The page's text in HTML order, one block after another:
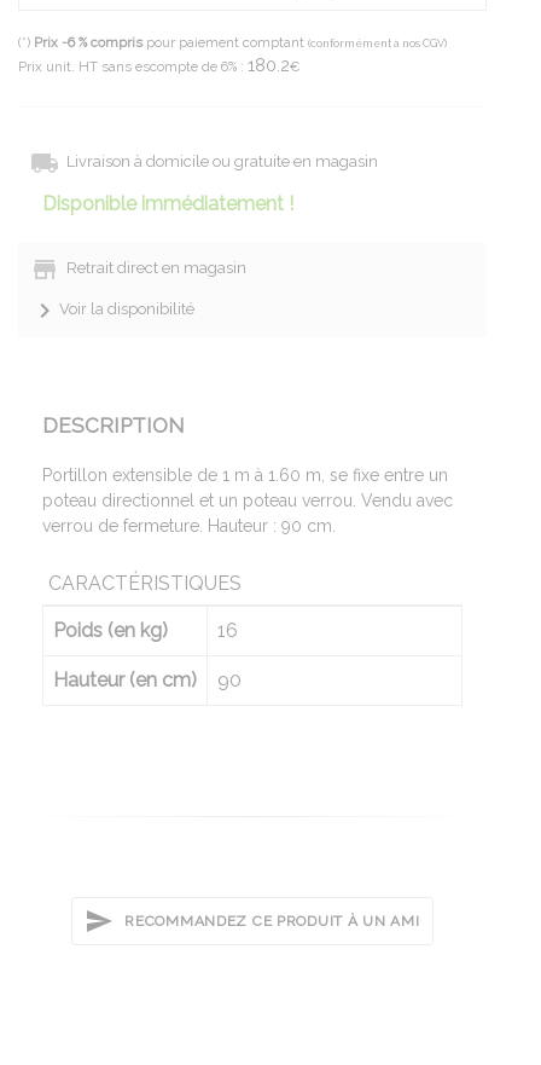
(*) Prix -6 % compris pour paiement comptant (conformément à nos CGV)
Prix unit. HT sans escompte de 6% : 180.2€
Livraison à domicile ou gratuite en magasin
Disponible immédiatement !
Retrait direct en magasin
Voir la disponibilité
DESCRIPTION
Portillon extensible de 1 m à 1.60 m, se fixe entre un
poteau directionnel et un poteau verrou. Vendu avec
verrou de fermeture. Hauteur : 90 cm.
CARACTÉRISTIQUES
Poids (en kg) 16
Hauteur (en cm) 90
RECOMMANDEZ CE PRODUIT À UN AMI